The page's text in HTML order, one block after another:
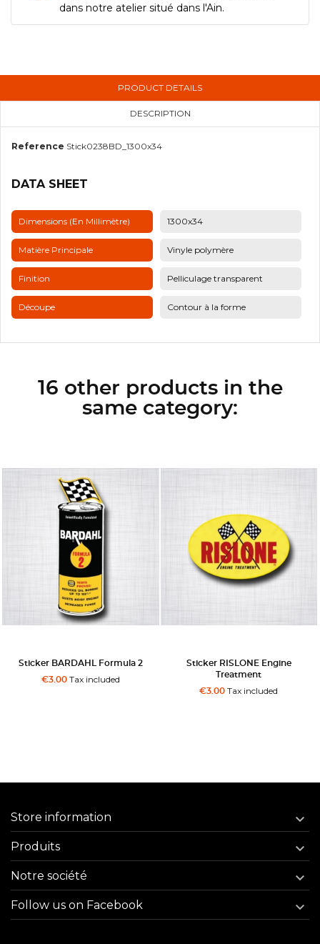
dans notre atelier situé dans l'Ain.
PRODUCT DETAILS
DESCRIPTION
Reference Stick0238BD_1300x34
DATA SHEET
Dimensions (en Millimètre) 1300x34
Matière Principale Vinyle polymère
Finition Pelliculage transparent
Découpe Contour à la forme
16 other products in the
same category:
Sticker BARDAHL Formula 2
€3.00Tax included
Sticker RISLONE Engine
Treatment
€3.00Tax included
Store information 
Produits 
Notre société 
Follow us on Facebook 